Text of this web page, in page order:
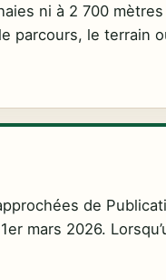
ni à 2 700 mètres
parcours, le terrain
de
mars 2026.